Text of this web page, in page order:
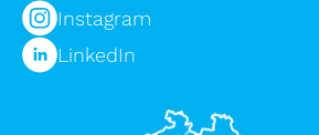
Instagram
LinkedIn